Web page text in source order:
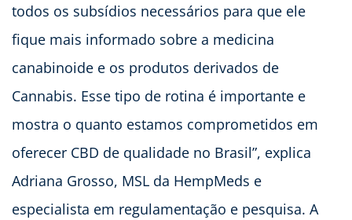
todos os subsídios necessários para que ele
fique mais informado sobre a medicina
canabinoide e os produtos derivados de
Cannabis. Esse tipo de rotina é importante e
mostra o quanto estamos comprometidos em
oferecer CBD de qualidade no Brasil”, explica
Adriana Grosso, MSL da HempMeds e
especialista em regulamentação e pesquisa. A